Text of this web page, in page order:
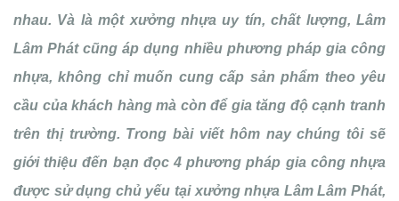
nhau. Và là một xưởng nhựa uy tín, chất lượng, Lâm
Lâm Phát cũng áp dụng nhiều phương pháp gia công
nhựa, không chỉ muốn cung cấp sản phẩm theo yêu
cầu của khách hàng mà còn để gia tăng độ cạnh tranh
trên thị trường. Trong bài viết hôm nay chúng tôi sẽ
giới thiệu đến bạn đọc 4 phương pháp gia công nhựa
được sử dụng chủ yếu tại xưởng nhựa Lâm Lâm Phát,